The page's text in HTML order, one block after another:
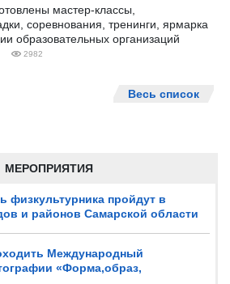
МЕРОПРИЯТИЯ
физкультурника пройдут в
и районов Самарской области
Международный
«Форма,образ,
мастер-классы,
соревнования, тренинги, ярмарка
образовательных организаций
2982
Весь список